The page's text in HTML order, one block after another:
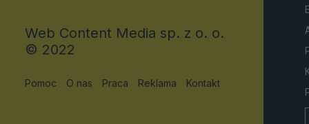
Web Content Media sp. z o. o.
© 2022
Pomoc O nas Praca Reklama Kontakt